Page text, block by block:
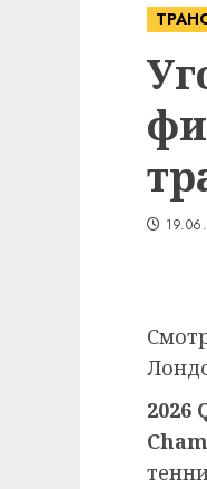
2026